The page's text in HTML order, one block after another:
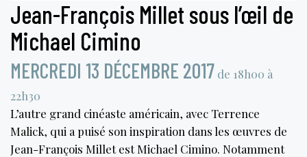
Jean-François Millet sous l’œil de
Michael Cimino
MERCREDI 13 DÉCEMBRE 2017 de 18h00 à
22h30
L’autre grand cinéaste américain, avec Terrence
Malick, qui a puisé son inspiration dans les œuvres de
Jean-François Millet est Michael Cimino. Notamment